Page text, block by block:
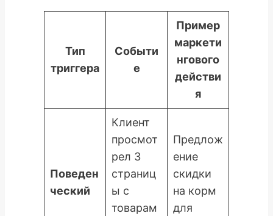
Тип
триггера
Событи
е
Пример
маркети
нгового
действи
я
Поведен
ческий
Клиент
просмот
рел 3
страниц
ы с
товарам
Предлож
ение
скидки
на корм
для